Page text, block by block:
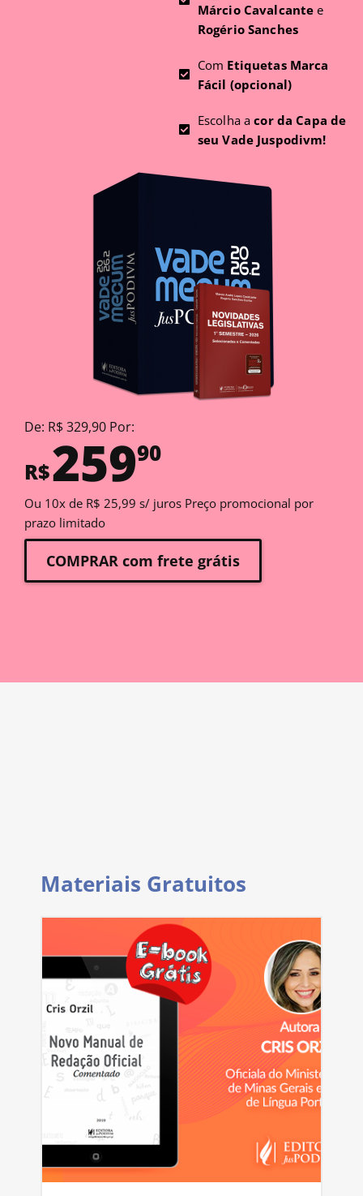
Márcio Cavalcante e
Rogério Sanches
Com Etiquetas Marca
Fácil (opcional)
Escolha acor da Capa de
seu Vade Juspodivm!
De: R$ 329,90 Por:
R$25990
Ou 10x de R$ 25,99 s/ juros Preço promocional por
prazo limitado
COMPRAR com frete grátis
Materiais Gratuitos